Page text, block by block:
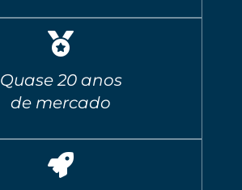
Quase 20 anos
de mercado